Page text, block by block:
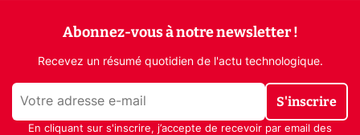
Abonnez-vous à notre newsletter !
Recevez un résumé quotidien de l'actu technologique.
S'inscrire
En cliquant sur s'inscrire, j’accepte de recevoir par email des